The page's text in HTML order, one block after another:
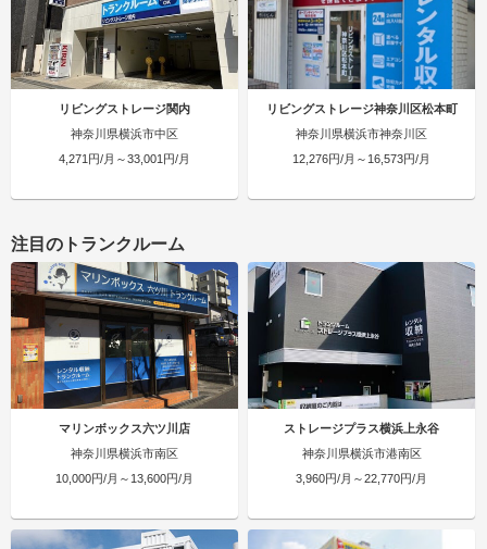
リビングストレージ関内
神奈川県横浜市中区
4,271円/月～33,001円/月
リビングストレージ神奈川区松本町
神奈川県横浜市神奈川区
12,276円/月～16,573円/月
注目のトランクルーム
マリンボックス六ツ川店
神奈川県横浜市南区
10,000円/月～13,600円/月
ストレージプラス横浜上永谷
神奈川県横浜市港南区
3,960円/月～22,770円/月